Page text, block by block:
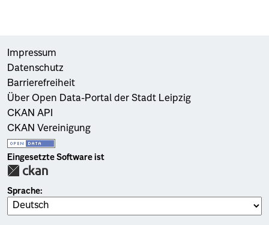
Impressum
Datenschutz
Barrierefreiheit
Über Open Data-Portal der Stadt Leipzig
CKAN API
CKAN Vereinigung
Eingesetzte Software ist
Sprache